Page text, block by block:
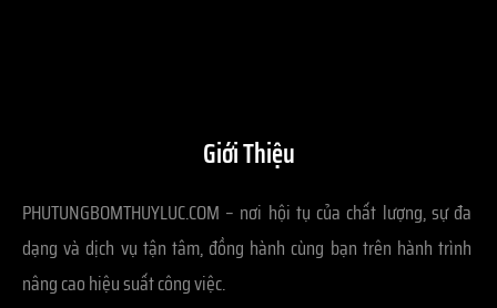
Giới Thiệu
PHUTUNGBOMTHUYLUC.COM – nơi hội tụ của chất lượng, sự đa
dạng và dịch vụ tận tâm, đồng hành cùng bạn trên hành trình
nâng cao hiệu suất công việc.